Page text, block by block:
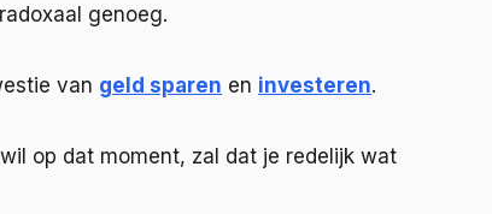
genoeg.
van geld sparen en investeren.
op dat moment, zal dat je redelijk wat